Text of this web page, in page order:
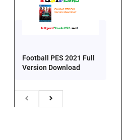
Football PES 2021 Full
Version Download